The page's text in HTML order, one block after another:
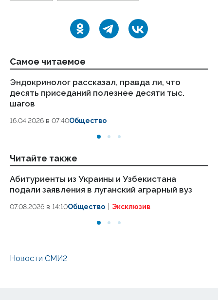
Самое читаемое
Эндокринолог рассказал, правда ли, что
десять приседаний полезнее десяти тыс.
шагов
16.04.2026 в 07:40Общество
Читайте также
Абитуриенты из Украины и Узбекистана
подали заявления в луганский аграрный вуз
07.08.2026 в 14:10Общество Эксклюзив
Новости СМИ2